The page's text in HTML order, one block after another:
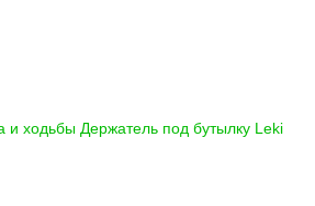
и ходьбы Держатель под бутылку Leki